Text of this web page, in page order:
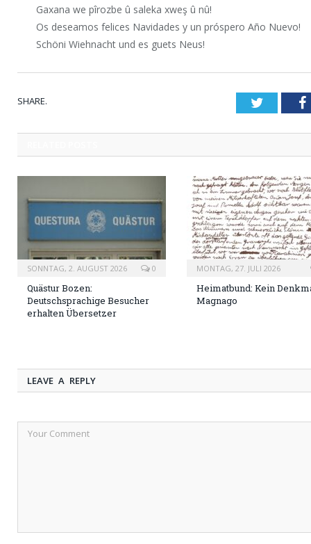
Gaxana we pîrozbe û saleka xweş û nû!
Os deseamos felices Navidades y un próspero Año Nuevo!
Schöni Wiehnacht und es guets Neus!
SHARE. Twitter
SONNTAG, 2. AUGUST 2026 0
Quästur Bozen:
Deutschsprachige Besucher
erhalten Übersetzer
MONTAG, 27. JULI 2026
Heimatbund: Kein
Magnago
LEAVE A REPLY